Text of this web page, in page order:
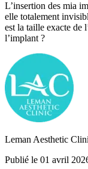
L’insertion des mia
elle totalement
est la taille exacte de
l’implant ?
Leman Aesthetic
Publié le 01 avril